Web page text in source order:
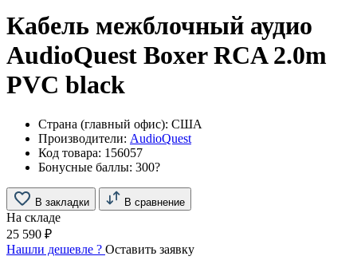
Кабель межблочный аудио
AudioQuest Boxer RCA 2.0m
PVC black
Страна (главный офис): США
Производители: AudioQuest
Код товара: 156057
Бонусные баллы: 300?
В закладки В сравнение
На складе
25 590 ₽
Нашли дешевле ? Оставить заявку